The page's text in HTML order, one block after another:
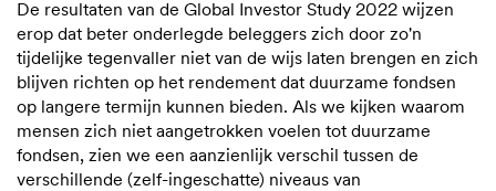
De resultaten van de Global Investor Study 2022 wijzen
erop dat beter onderlegde beleggers zich door zo'n
tijdelijke tegenvaller niet van de wijs laten brengen en zich
blijven richten op het rendement dat duurzame fondsen
op langere termijn kunnen bieden. Als we kijken waarom
mensen zich niet aangetrokken voelen tot duurzame
fondsen, zien we een aanzienlijk verschil tussen de
verschillende (zelf-ingeschatte) niveaus van